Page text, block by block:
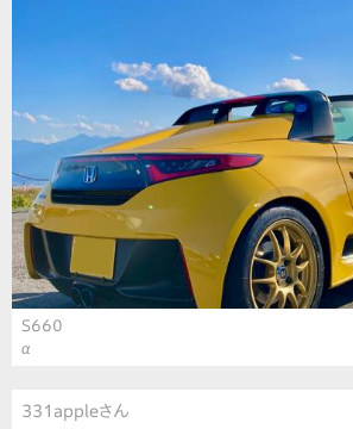
S660
α
331appleさん